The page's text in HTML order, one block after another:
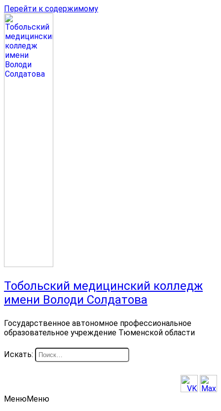
Перейти к содержимому
Тобольский медицинский колледж
имени Володи Солдатова
Государственное автономное профессиональное
образовательное учреждение Тюменской области
Искать:
МенюМеню